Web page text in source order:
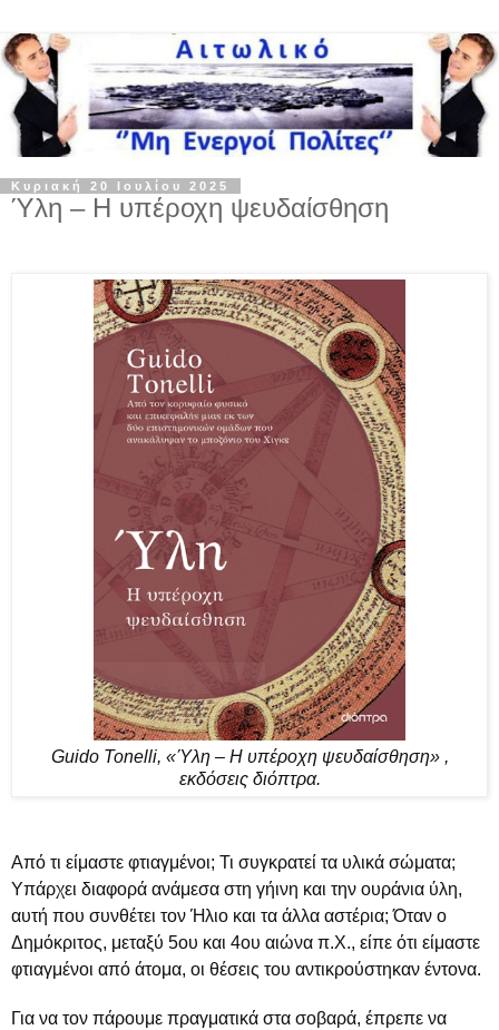
Κυριακή 20 Ιουλίου 2025
Ύλη – Η υπέροχη ψευδαίσθηση
Guido Tonelli, «Ύλη – Η υπέροχη ψευδαίσθηση» ,
εκδόσεις διόπτρα.
Από τι είμαστε φτιαγμένοι; Τι συγκρατεί τα υλικά σώματα;
Υπάρχει διαφορά ανάμεσα στη γήινη και την ουράνια ύλη,
αυτή που συνθέτει τον Ήλιο και τα άλλα αστέρια; Όταν ο
Δημόκριτος, μεταξύ 5ου και 4ου αιώνα π.Χ., είπε ότι είμαστε
φτιαγμένοι από άτομα, οι θέσεις του αντικρούστηκαν έντονα.
Για να τον πάρουμε πραγματικά στα σοβαρά, έπρεπε να